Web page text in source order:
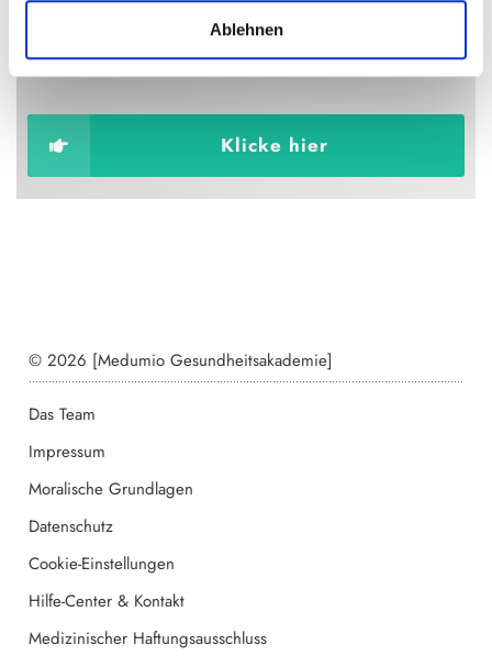
Ablehnen
Dann gib uns bitte eine Bewertung bei Trustpilot und
hilf anderen Menschen dabei, von uns zu erfahren.
Klicke hier
© 2026 [Medumio Gesundheitsakademie]
Das Team
Impressum
Moralische Grundlagen
Datenschutz
Cookie-Einstellungen
Hilfe-Center & Kontakt
Medizinischer Haftungsausschluss